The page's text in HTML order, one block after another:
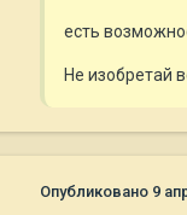
есть
Не изобретай
Опубликовано 9